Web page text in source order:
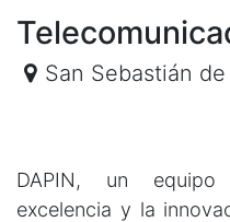
San Sebastián
DAPIN, un
excelencia y la